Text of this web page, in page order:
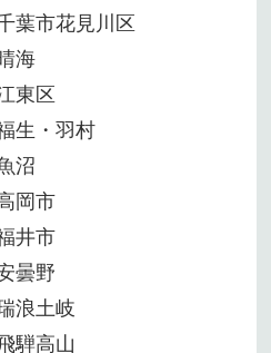
葉市花見川区
海
東区
生・羽村
沼
岡市
井市
曇野
浪土岐
騨高山